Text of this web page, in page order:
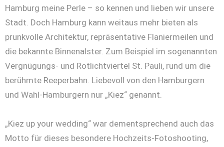
Hamburg meine Perle – so kennen und lieben wir unsere
Stadt. Doch Hamburg kann weitaus mehr bieten als
prunkvolle Architektur, repräsentative Flaniermeilen und
die bekannte Binnenalster. Zum Beispiel im sogenannten
Vergnügungs- und Rotlichtviertel St. Pauli, rund um die
berühmte Reeperbahn. Liebevoll von den Hamburgern
und Wahl-Hamburgern nur „Kiez“ genannt.
„Kiez up your wedding“ war dementsprechend auch das
Motto für dieses besondere Hochzeits-Fotoshooting,